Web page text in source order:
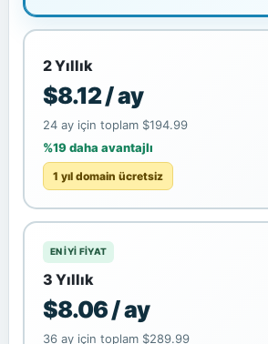
2 Yıllık
$8.12 / ay
24 ay için toplam $194.99
%19 daha avantajlı
1 yıl domain ücretsiz
EN IYI FIYAT
3 Yıllık
$8.06 / ay
36 ay için toplam $289.99